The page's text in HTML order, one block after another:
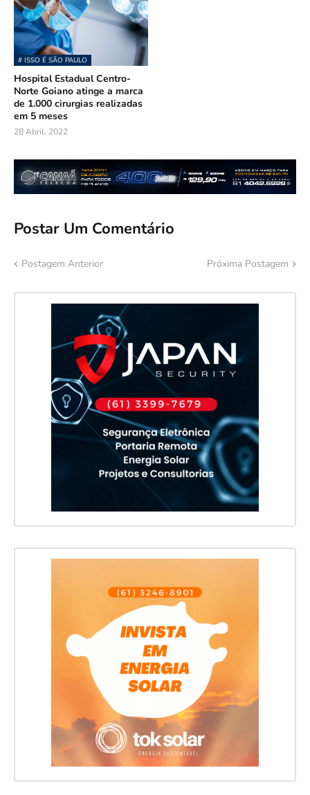
# ISSO É SÃO PAULO
Hospital Estadual Centro-
Norte Goiano atinge a marca
de 1.000 cirurgias realizadas
em 5 meses
28 Abril, 2022
Postar Um Comentário
Postagem Anterior Próxima Postagem